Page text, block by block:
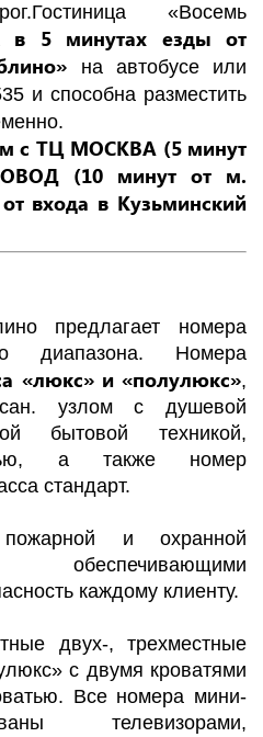
Гостиница «Восемь
в 5 минутах езды от
на автобусе или
и способна разместить
с ТЦ МОСКВА (5 минут
(10 минут от м.
входа в Кузьминский
предлагает номера
диапазона. Номера
«люкс» и «полулюкс»,
узлом с душевой
бытовой техникой,
а также номер
стандарт.
и охранной
обеспечивающими
каждому клиенту.
двух-, трехместные
с двумя кроватями
Все номера мини-
телевизорами,